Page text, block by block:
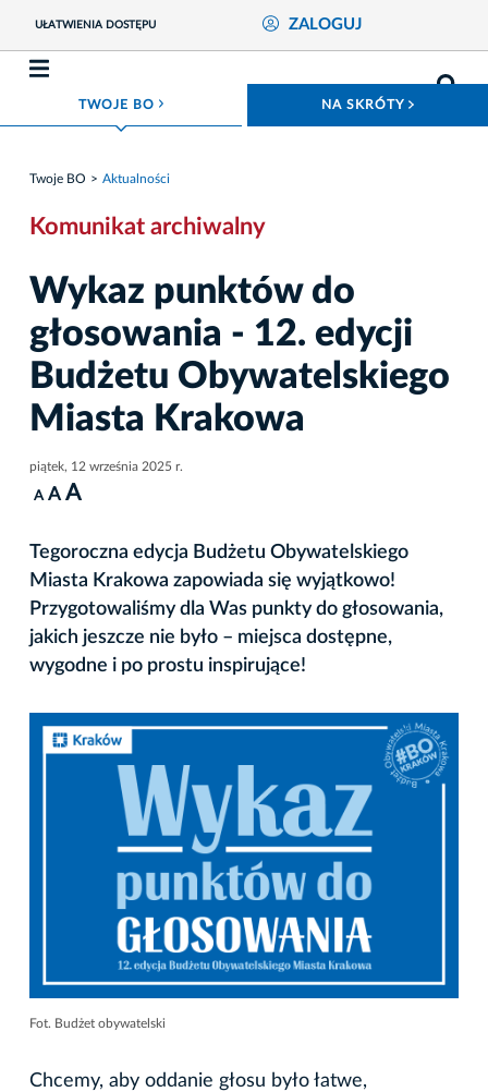
UŁATWIENIA DOSTĘPU ZALOGUJ
TWOJE BO ROZWIŃ MENU NA SKRÓTY
Twoje BO Aktualności
Komunikat archiwalny
Wykaz punktów do
głosowania - 12. edycji
Budżetu Obywatelskiego
Miasta Krakowa
piątek, 12 września 2025 r.
A A A
Tegoroczna edycja Budżetu Obywatelskiego
Miasta Krakowa zapowiada się wyjątkowo!
Przygotowaliśmy dla Was punkty do głosowania,
jakich jeszcze nie było – miejsca dostępne,
wygodne i po prostu inspirujące!
Fot. Budżet obywatelski
Chcemy, aby oddanie głosu było łatwe,